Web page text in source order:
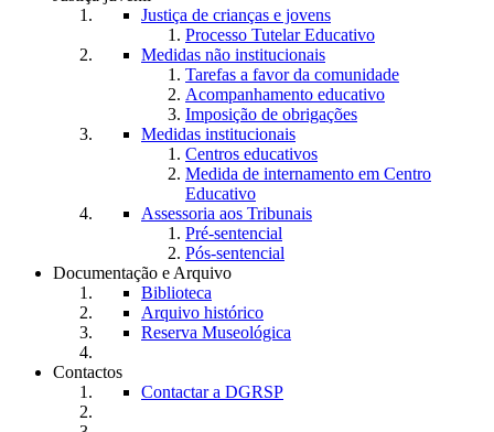
Justiça de crianças e jovens
Processo Tutelar Educativo
Medidas não institucionais
Tarefas a favor da comunidade
Acompanhamento educativo
Imposição de obrigações
Medidas institucionais
Centros educativos
Medida de internamento em Centro
Educativo
Assessoria aos Tribunais
Pré-sentencial
Pós-sentencial
Documentação e Arquivo
Biblioteca
Arquivo histórico
Reserva Museológica
Contactos
Contactar a DGRSP